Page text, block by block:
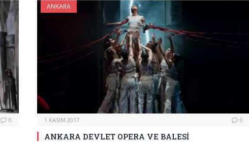
0
ANKARA
1 KASIM 2017 0
ANKARA DEVLET OPERA VE BALESİ